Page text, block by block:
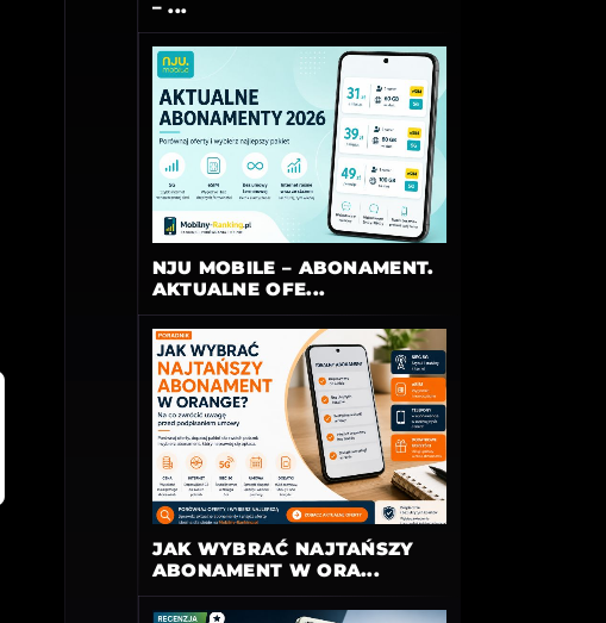
– ...
NJU MOBILE – ABONAMENT.
AKTUALNE OFE...
JAK WYBRAĆ NAJTAŃSZY
ABONAMENT W ORA...